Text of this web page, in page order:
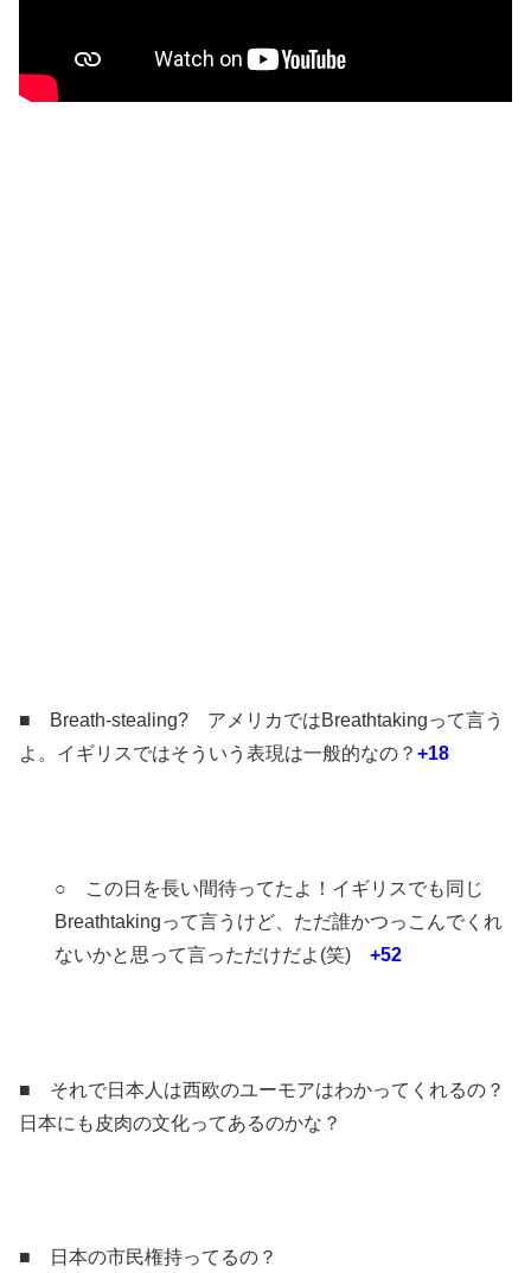
■ Breath-stealing? アメリカではBreathtakingって言う
よ。イギリスではそういう表現は一般的なの？ +18
○ この日を長い間待ってたよ！イギリスでも同じ
Breathtakingって言うけど、ただ誰かつっこんでくれ
ないかと思って言っただけだよ(笑) +52
■ それで日本人は西欧のユーモアはわかってくれるの？
日本にも皮肉の文化ってあるのかな？
■ 日本の市民権持ってるの？